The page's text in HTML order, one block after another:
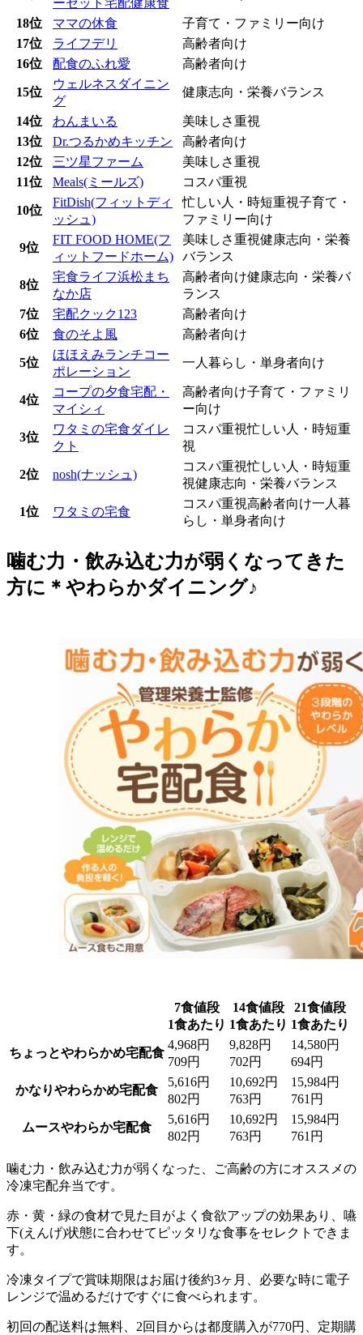
ーセット宅配健康食
18位 ママの休食
子育て・ファミリー向け
17位
ライフデリ
高齢者向け
16位
配食のふれ愛 高齢者向け
15位
ウェルネスダイニン
グ
健康志向・栄養バランス
14位 わんまいる
美味しさ重視
13位
Dr.つるかめキッチン
高齢者向け
12位
三ツ星ファーム
美味しさ重視
11位
Meals(ミールズ) コスパ重視
10位
FitDish(フィットディ
ッシュ)
忙しい人・時短重視子育て・
ファミリー向け
9位
FIT FOOD HOME(フ
ィットフードホーム)
美味しさ重視健康志向・栄養
バランス
8位
宅食ライフ浜松まち
なか店
高齢者向け健康志向・栄養バ
ランス
7位
宅配クック123
高齢者向け
6位
食のそよ風 高齢者向け
5位
ほほえみランチコー
ポレーション
一人暮らし・単身者向け
4位
コープの夕食宅配・
マイシィ
高齢者向け子育て・ファミリ
ー向け
3位
ワタミの宅食ダイレ
クト
コスパ重視忙しい人・時短重
視
2位 nosh(ナッシュ)
コスパ重視忙しい人・時短重
視健康志向・栄養バランス
1位 ワタミの宅食
コスパ重視高齢者向け一人暮
らし・単身者向け
噛む力・飲み込む力が弱くなってきた
方に＊やわらかダイニング♪
7食値段
1食あたり
14食値段
1食あたり
21食値段
1食あたり
ちょっとやわらかめ宅配食
4,968円
709円
9,828円
702円
14,580円
694円
かなりやわらかめ宅配食
5,616円
802円
10,692円
763円
15,984円
761円
ムースやわらか宅配食
5,616円
802円
10,692円
763円
15,984円
761円
噛む力・飲み込む力が弱くなった、ご高齢の方にオススメの
冷凍宅配弁当です。
赤・黄・緑の食材で見た目がよく食欲アップの効果あり、嚥
下(えんげ)状態に合わせてピッタリな食事をセレクトできま
す。
冷凍タイプで賞味期限はお届け後約3ヶ月、必要な時に電子
レンジで温めるだけですぐに食べられます。
初回の配送料は無料、2回目からは都度購入が770円、定期購